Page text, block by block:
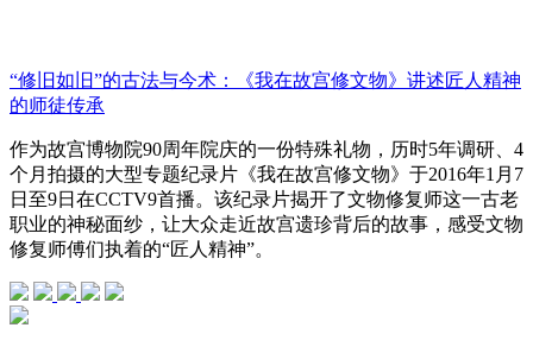
“修旧如旧”的古法与今术：《我在故宫修文物》讲述匠人精神
的师徒传承
作为故宫博物院90周年院庆的一份特殊礼物，历时5年调研、4
个月拍摄的大型专题纪录片《我在故宫修文物》于2016年1月7
日至9日在CCTV9首播。该纪录片揭开了文物修复师这一古老
职业的神秘面纱，让大众走近故宫遗珍背后的故事，感受文物
修复师傅们执着的“匠人精神”。